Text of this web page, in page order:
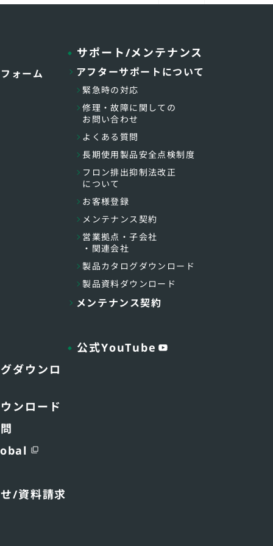
ォーム
サポート/メンテナンス
アフターサポートについて
緊急時の対応
修理・故障に関しての
お問い合わせ
よくある質問
長期使用製品安全点検制度
フロン排出抑制法改正
について
お客様登録
メンテナンス契約
営業拠点・子会社
・関連会社
製品カタログダウンロード
製品資料ダウンロード
メンテナンス契約
ダウンロ
ンロード
/資料請求
公式YouTube